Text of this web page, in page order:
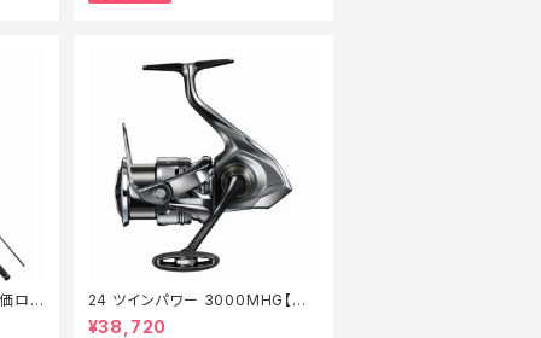
ロッ
24 ツインパワー 3000MHG【特
価リール】【20】
¥38,720